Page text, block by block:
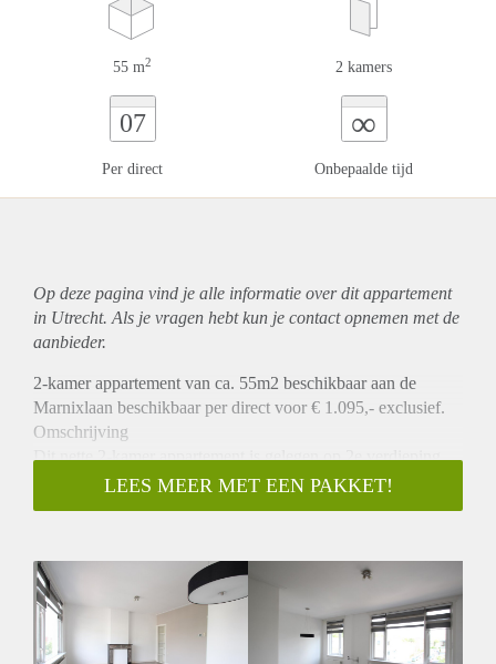
55 m2 2 kamers
07
Per direct
∞
Onbepaalde tijd
Op deze pagina vind je alle informatie over ditappartement
in Utrecht. Als je vragen hebt kun je contact opnemen met de
aanbieder.
2-kamer appartement van ca. 55m2 beschikbaar aan de
Marnixlaan beschikbaar per direct voor € 1.095,- exclusief.
Omschrijving
Dit nette 2-kamer appartement is gelegen op 2e verdieping.
Aan de voorkant van het appartement bevindt zich een ruime
woonkamer van circa 24m. Aan de achterzijde van het
keuken die is v.v. een 4pits kookplaat, oven, koelkast en
vriezer. Vanuit de keuken heeft u ook toegang tot het balkon.
De badkamer is volledig gerenoveerd en heeft een aparte
douche en een wastafel. In de badkamer is ook de
LEES MEER MET EEN PAKKET!